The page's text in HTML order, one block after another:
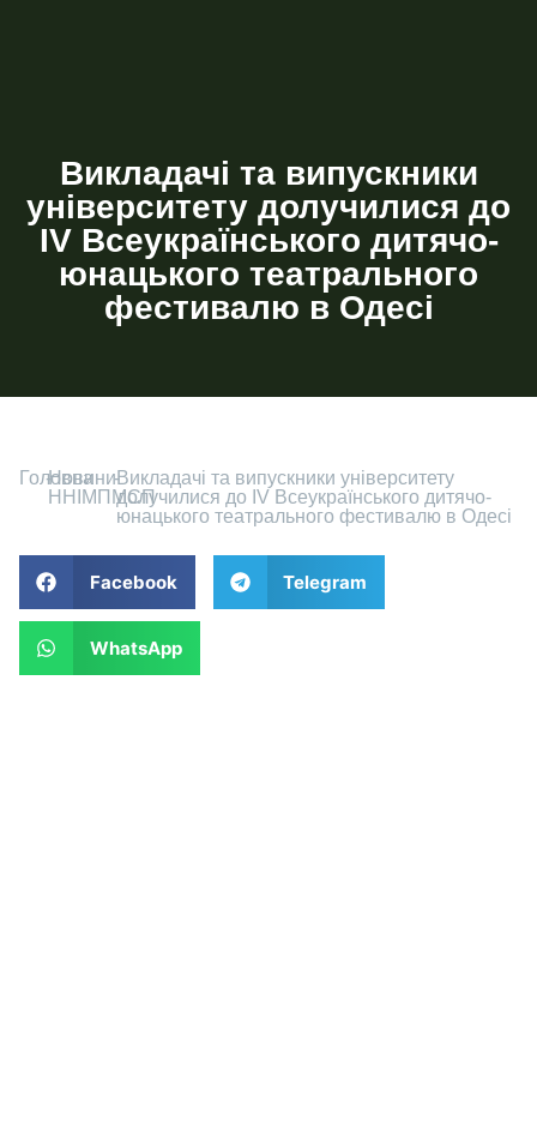
Викладачі та випускники
університету долучилися до
IV Всеукраїнського дитячо-
юнацького театрального
фестивалю в Одесі
Головна
-Новини
ННІМПМСП
-Викладачі та випускники університету
долучилися до IV Всеукраїнського дитячо-
юнацького театрального фестивалю в Одесі
Facebook Telegram
WhatsApp